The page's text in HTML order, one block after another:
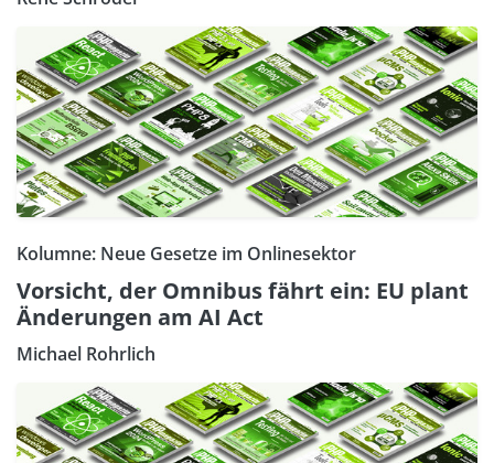
Kolumne: Neue Gesetze im Onlinesektor
Vorsicht, der Omnibus fährt ein: EU plant
Änderungen am AI Act
Michael Rohrlich